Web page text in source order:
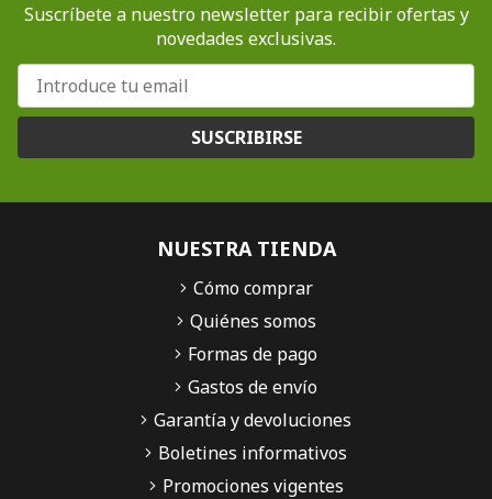
Suscríbete a nuestro newsletter para recibir ofertas y
novedades exclusivas.
SUSCRIBIRSE
NUESTRA TIENDA
Cómo comprar
Quiénes somos
Formas de pago
Gastos de envío
Garantía y devoluciones
Boletines informativos
Promociones vigentes